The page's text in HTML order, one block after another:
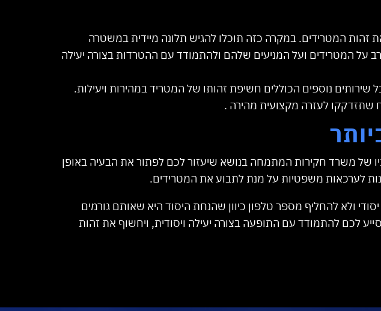
זהות המטרידים. במקרה כזה תוכלו להגיש תלונה מיידית במשטרה
על המטרידים ועל המניעים שלהם ולהתמודד עם ההטרדות בצורה יעילה
נוספים הכוללים חשיפת זהותו של המטריד במהירות ויעילות.
שתזדקקו לעזרה מקצועית מהירה .
של משרד חקירות המתמחה בנושא שיעזור לכם לפתור את הבעיה באופן
לערכאות משפטיות על מנת לתבוע את המטרידים.
ולא להחליף מספר טלפון כיוון שהנחת היסוד היא שאותם גורמים
לכם להתמודד עם התופעה בצורה יעילה ויסודית, ויחשוף את זהות